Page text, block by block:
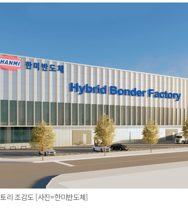
리 조감도 [사진=한미반도체]